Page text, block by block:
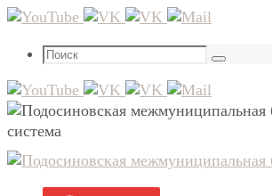
Перейти
содержимому
Что
Поиск